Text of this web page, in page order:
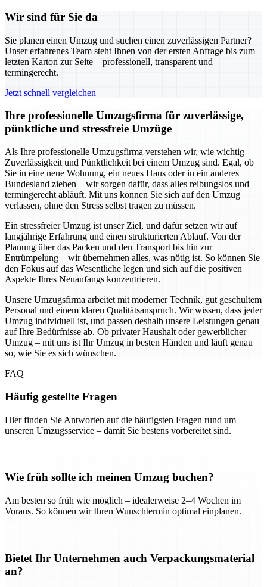
Wir sind für Sie da
Sie planen einen Umzug und suchen einen zuverlässigen Partner?
Unser erfahrenes Team steht Ihnen von der ersten Anfrage bis zum
letzten Karton zur Seite – professionell, transparent und
termingerecht.
Jetzt schnell vergleichen
Ihre professionelle Umzugsfirma für zuverlässige,
pünktliche und stressfreie Umzüge
Als Ihre professionelle Umzugsfirma verstehen wir, wie wichtig
Zuverlässigkeit und Pünktlichkeit bei einem Umzug sind. Egal, ob
Sie in eine neue Wohnung, ein neues Haus oder in ein anderes
Bundesland ziehen – wir sorgen dafür, dass alles reibungslos und
termingerecht abläuft. Mit uns können Sie sich auf den Umzug
verlassen, ohne den Stress selbst tragen zu müssen.
Ein stressfreier Umzug ist unser Ziel, und dafür setzen wir auf
langjährige Erfahrung und einen strukturierten Ablauf. Von der
Planung über das Packen und den Transport bis hin zur
Entrümpelung – wir übernehmen alles, was nötig ist. So können Sie
den Fokus auf das Wesentliche legen und sich auf die positiven
Aspekte Ihres Neuanfangs konzentrieren.
Unsere Umzugsfirma arbeitet mit moderner Technik, gut geschultem
Personal und einem klaren Qualitätsanspruch. Wir wissen, dass jeder
Umzug individuell ist, und passen deshalb unsere Leistungen genau
auf Ihre Bedürfnisse ab. Ob privater Haushalt oder gewerblicher
Umzug – mit uns ist Ihr Umzug in besten Händen und läuft genau
so, wie Sie es sich wünschen.
FAQ
Häufig gestellte Fragen
Hier finden Sie Antworten auf die häufigsten Fragen rund um
unseren Umzugsservice – damit Sie bestens vorbereitet sind.
Wie früh sollte ich meinen Umzug buchen?
Am besten so früh wie möglich – idealerweise 2–4 Wochen im
Voraus. So können wir Ihren Wunschtermin optimal einplanen.
Bietet Ihr Unternehmen auch Verpackungsmaterial
an?